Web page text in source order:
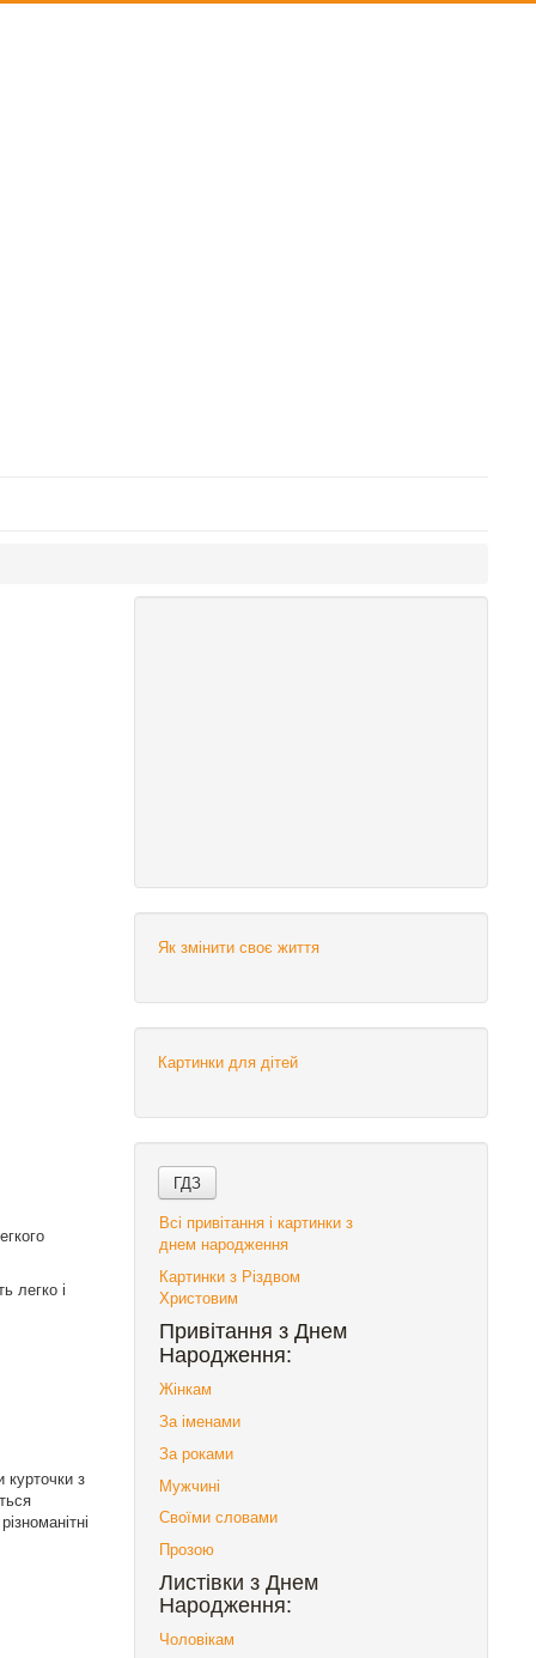
легко і
з
Як змінити своє життя
Картинки для дітей
Всі привітання і картинки з
днем народження
Картинки з Різдвом
Христовим
Привітання з Днем
Народження:
Жінкам
За іменами
За роками
Мужчині
Своїми словами
Прозою
Листівки з Днем
Народження:
Чоловікам